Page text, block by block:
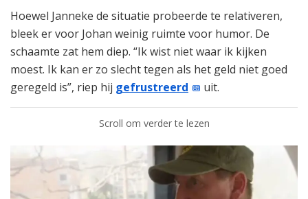
Hoewel Janneke de situatie probeerde te relativeren,
bleek er voor Johan weinig ruimte voor humor. De
schaamte zat hem diep. “Ik wist niet waar ik kijken
moest. Ik kan er zo slecht tegen als het geld niet goed
geregeld is”, riep hij gefrustreerd uit.
Scroll om verder te lezen